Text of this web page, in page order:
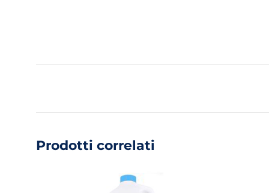
Prodotti correlati